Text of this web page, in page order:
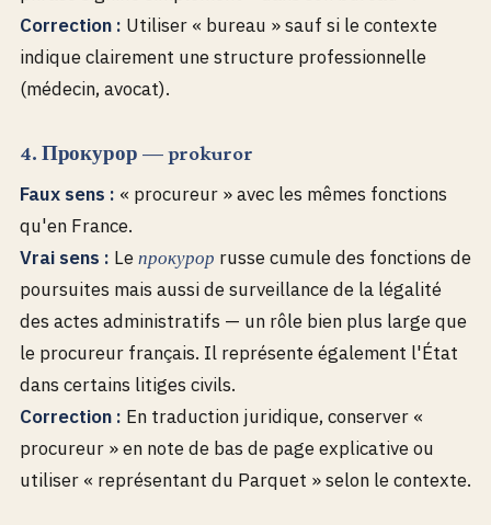
Correction : Utiliser « bureau » sauf si le contexte
indique clairement une structure professionnelle
(médecin, avocat).
4. Прокурор — prokuror
Faux sens : « procureur » avec les mêmes fonctions
qu'en France.
Vrai sens : Le прокурор russe cumule des fonctions de
poursuites mais aussi de surveillance de la légalité
des actes administratifs — un rôle bien plus large que
le procureur français. Il représente également l'État
dans certains litiges civils.
Correction : En traduction juridique, conserver «
procureur » en note de bas de page explicative ou
utiliser « représentant du Parquet » selon le contexte.